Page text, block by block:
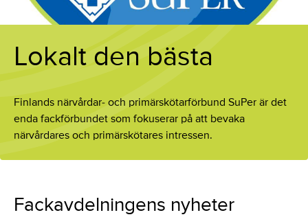
Lokalt den bästa
Finlands närvårdar- och primärskötarförbund SuPer är det
enda fackförbundet som fokuserar på att bevaka
närvårdares och primärskötares intressen.
Fackavdelningens nyheter